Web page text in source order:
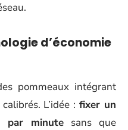
d’économie
pommeaux intégrant
L’idée :fixer un
minute sans que